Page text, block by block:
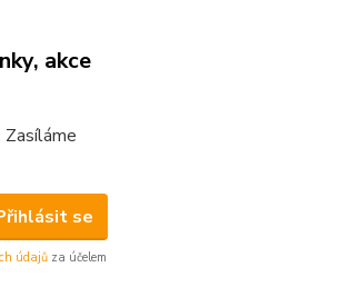
akce
se
údajů za účelem